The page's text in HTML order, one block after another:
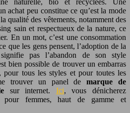
achat peu constitue ce qu’est la mode
qualité des vêtements, notamment des
sain et respectueux de la nature, ce
En un mot, c’est une consommation
que les gens pensent, l’adoption de la
pas l’abandon de son style
bien possible de trouver un embarras
pour tous les styles et pour toutes les
trouver un panel demarque de
sur internet. Ici, vous dénicherez
pour femmes, haut de gamme et